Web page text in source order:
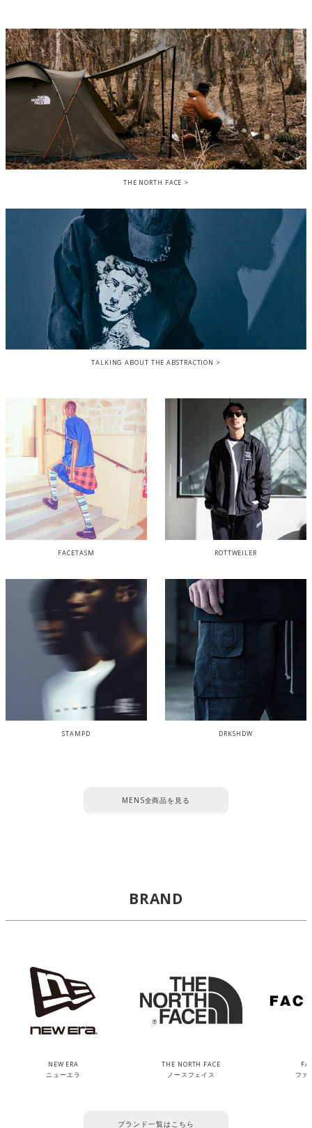
THE NORTH FACE
TALKING ABOUT THE ABSTRACTION
FACETASM ROTTWEILER
STAMPD DRKSHDW
MENS全商品を見る
BRAND
NEW ERA
ニューエラ
THE NORTH FACE
ノースフェイス
ファ
ブランド一覧はこちら